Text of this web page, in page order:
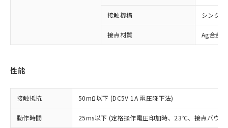
接触機構 シングル
接点材質 Ag合金
性能
接触抵抗 50mΩ以下 (DC5V 1A 電圧降下法)
動作時間 25ms以下 (定格操作電圧印加時、23℃、接点バウン
※1 対応状況
対応済み：EU RoHS指令（10物質）の
非含有に対応した製品が提供可能な商品で